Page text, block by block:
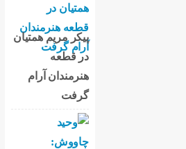
پیکر مریم همتیان
در قطعه
هنرمندان آرام
گرفت